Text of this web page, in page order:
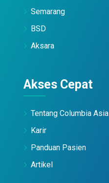
Semarang
BSD
Aksara
Akses Cepat
Tentang Columbia Asia
Karir
Panduan Pasien
Artikel